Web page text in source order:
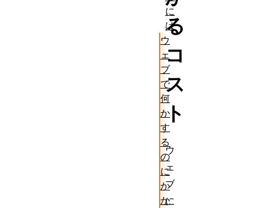
る
コ
ス
ト
ウ
ェ
ブ
に
に
は
ウ
ェ
ブ
で
何
か
す
る
の
に
か
か